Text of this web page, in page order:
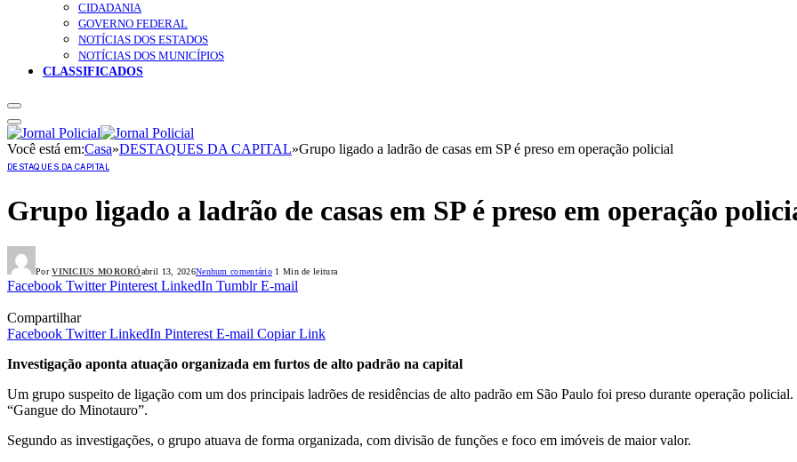
CIDADANIA
GOVERNO FEDERAL
NOTÍCIAS DOS ESTADOS
NOTÍCIAS DOS MUNICÍPIOS
CLASSIFICADOS
Você está em:Casa»DESTAQUES DA CAPITAL»Grupo ligado a ladrão de casas em SP é preso em operação policial
DESTAQUES DA CAPITAL
Grupo ligado a ladrão de casas em SP é preso em operação
Por VINICIUS MORORÓabril 13, 2026Nenhum comentário 1 Min de leitura
Facebook Twitter Pinterest LinkedIn Tumblr E-mail
Compartilhar
Facebook Twitter LinkedIn Pinterest E-mail Copiar Link
Investigação aponta atuação organizada em furtos de alto padrão na capital
Um grupo suspeito de ligação com um dos principais ladrões de residências de alto padrão em São Paulo foi preso durante operação
“Gangue do Minotauro”.
Segundo as investigações, o grupo atuava de forma organizada, com divisão de funções e foco em imóveis de maior valor.